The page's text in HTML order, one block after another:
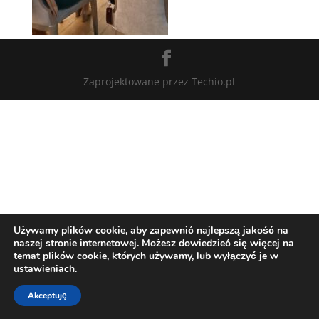
Zaprojektowane przez Techio.pl
Używamy plików cookie, aby zapewnić najlepszą jakość na
naszej stronie internetowej. Możesz dowiedzieć się więcej na
temat plików cookie, których używamy, lub wyłączyć je w
ustawieniach.
Akceptuję